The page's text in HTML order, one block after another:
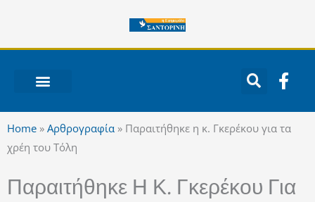
περιεχόμενο
F
a
e
b
k
Home » Αρθρογραφία » Παραιτήθηκε η κ. Γκερέκου για τα
χρέη του Τόλη
Παραιτήθηκε Η Κ. Γκερέκου Για